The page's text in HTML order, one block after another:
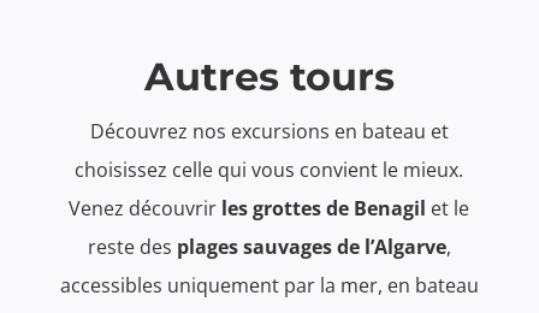
Autres tours
Découvrez nos excursions en bateau et
choisissez celle qui vous convient le mieux.
Venez découvrir les grottes de Benagil et le
reste des plages sauvages de l’Algarve,
accessibles uniquement par la mer, en bateau